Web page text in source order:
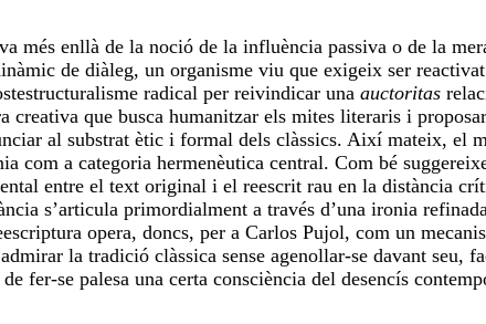
més enllà de la noció de la influència passiva o de la
de diàleg, un organisme viu que exigeix ​​ser
radical per reivindicar una auctoritas
creativa que busca humanitzar els mites literaris i
al substrat ètic i formal dels clàssics. Així mateix, el
com a categoria hermenèutica central. Com bé
entre el text original i el reescrit rau en la distància
s’articula primordialment a través d’una ironia
opera, doncs, per a Carlos Pujol, com un
la tradició clàssica sense agenollar-se davant seu,
de fer-se palesa una certa consciència del desencís